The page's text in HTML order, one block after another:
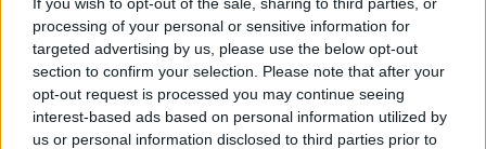
processing of your personal or sensitive information for
targeted advertising by us, please use the below opt-out
section to confirm your selection. Please note that after your
opt-out request is processed you may continue seeing
interest-based ads based on personal information utilized by
us or personal information disclosed to third parties prior to
partita come prova della svolta.